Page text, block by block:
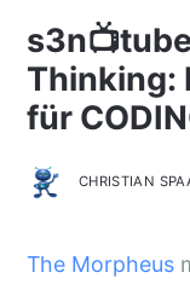
Thinking:
für
CHRISTIAN
The Morpheus